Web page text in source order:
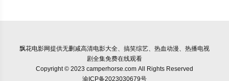
飘花电影网提供无删减高清电影大全、搞笑综艺、热血动漫、热播电视
剧全集免费在线观看
Copyright © 2023 camperhorse.com All Rights Reserved
渝ICP备2023030679号